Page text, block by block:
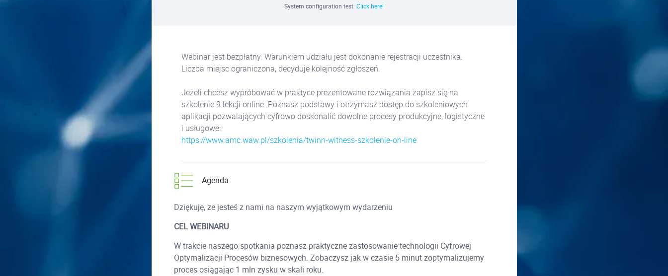
System configuration test. Click here!
Webinar jest bezpłatny. Warunkiem udziału jest dokonanie rejestracji uczestnika.
Liczba miejsc ograniczona, decyduje kolejność zgłoszeń.
Jeżeli chcesz wypróbować w praktyce prezentowane rozwiązania zapisz się na
szkolenie 9 lekcji online. Poznasz podstawy i otrzymasz dostęp do szkoleniowych
aplikacji pozwalających cyfrowo doskonalić dowolne procesy produkcyjne, logistyczne
i usługowe:
https://www.amc.waw.pl/szkolenia/twinn-witness-szkolenie-on-line
Agenda
Dziękuję, ze jesteś z nami na naszym wyjątkowym wydarzeniu
CEL WEBINARU
W trakcie naszego spotkania poznasz praktyczne zastosowanie technologii Cyfrowej
Optymalizacji Procesów biznesowych. Zobaczysz jak w czasie 5 minut zoptymalizujemy
proces osiągając 1 mln zysku w skali roku.